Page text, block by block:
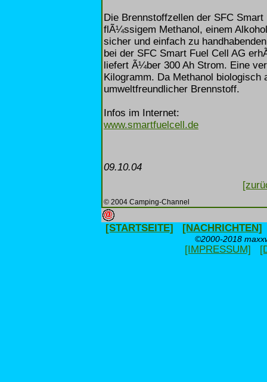
Die Brennstoffzellen der SFC
flÃ¼ssigem Methanol, einem
sicher und einfach zu
bei der SFC Smart Fuel Cell AG
liefert Ã¼ber 300 Ah Strom. Eine
Kilogramm. Da Methanol
umweltfreundlicher Brennstoff.
Infos im Internet:
www.smartfuelcell.de
09.10.04
© 2004 Camping-Channel
[STARTSEITE] [NACHRICHTEN]
©2000-2018
[IMPRESSUM]